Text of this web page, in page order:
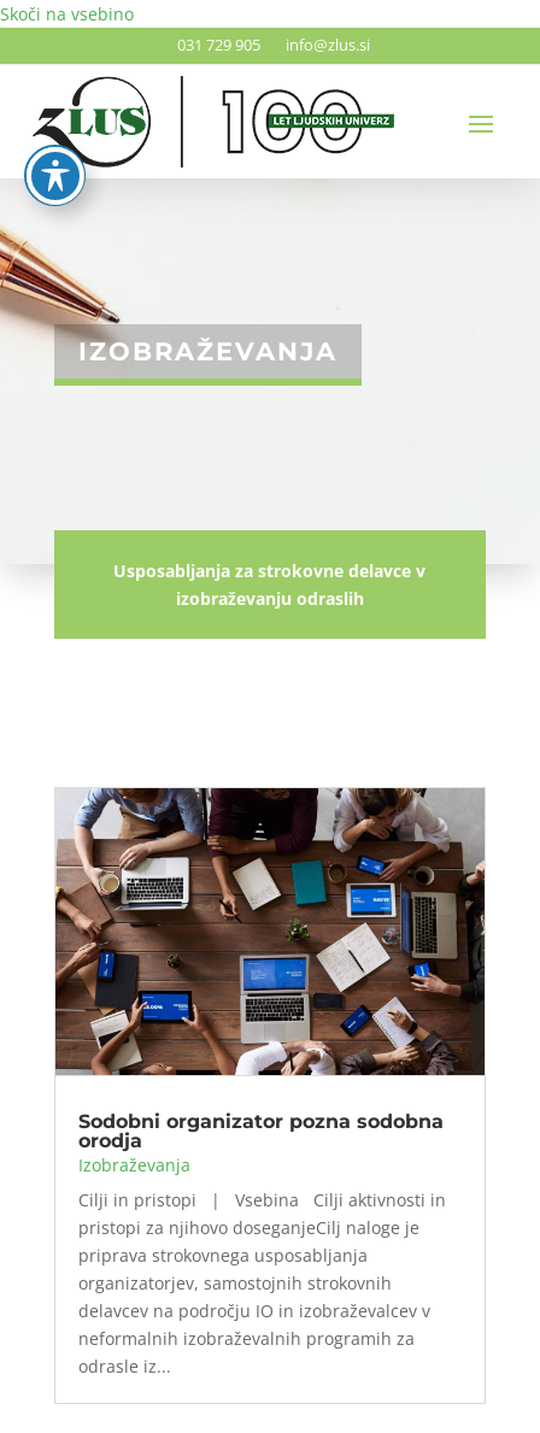
Skoči na vsebino
031 729 905 info@zlus.si
IZOBRAŽEVANJA
Usposabljanja za strokovne delavce v
izobraževanju odraslih
Sodobni organizator pozna sodobna
orodja
Izobraževanja
Cilji in pristopi | Vsebina Cilji aktivnosti in
pristopi za njihovo doseganjeCilj naloge je
priprava strokovnega usposabljanja
organizatorjev, samostojnih strokovnih
delavcev na področju IO in izobraževalcev v
neformalnih izobraževalnih programih za
odrasle iz...